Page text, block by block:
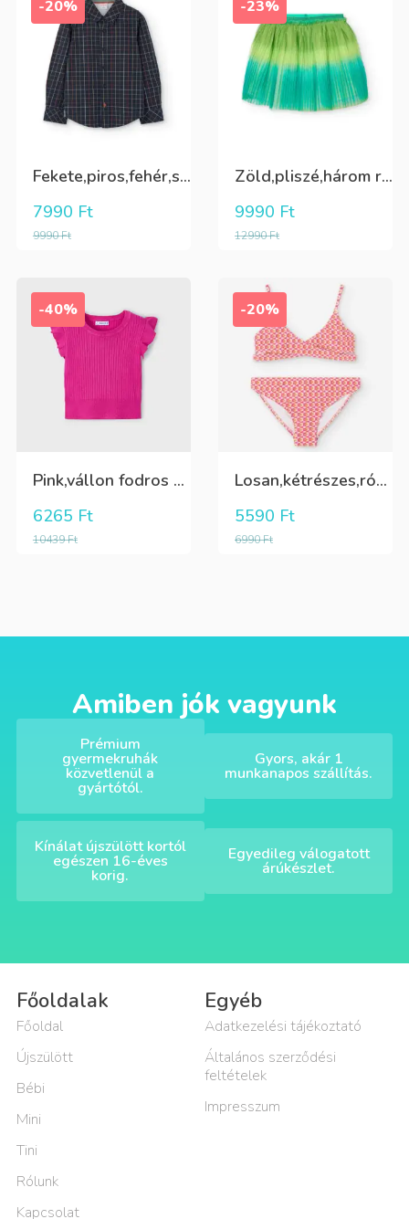
-20%
Fekete,piros,fehér,sárga kockás ing
9990Ft
7990 Ft
-23%
Zöld,pliszé,három rétegű(alatta csillogó tüll+kiwizöld vászon) szoknya
12990Ft
9990 Ft
-40%
Pink,vállon fodros csini lány kötött póló
10439Ft
6265 Ft
-20%
Losan,kétrészes,rózsaszín,sárga,krém színű fürdőruha
6990Ft
5590 Ft
Amiben jók vagyunk
Prémium
gyermekruhák
közvetlenül a
gyártótól.
Gyors, akár 1
munkanapos szállítás.
Kínálat újszülött kortól
egészen 16-éves
korig.
Egyedileg válogatott
árúkészlet.
Főoldalak
Főoldal
Újszülött
Bébi
Mini
Tini
Rólunk
Kapcsolat
Egyéb
Adatkezelési tájékoztató
Általános szerződési
feltételek
Impresszum